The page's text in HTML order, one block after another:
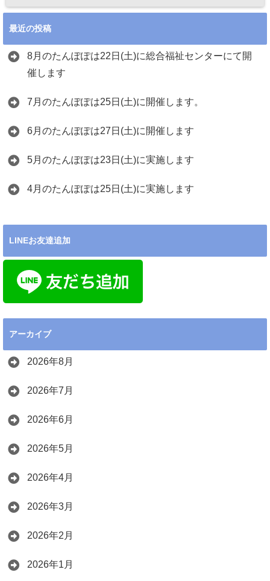
最近の投稿
8月のたんぽぽは22日(土)に総合福祉センターにて開
催します
7月のたんぽぽは25日(土)に開催します。
6月のたんぽぽは27日(土)に開催します
5月のたんぽぽは23日(土)に実施します
4月のたんぽぽは25日(土)に実施します
LINEお友達追加
アーカイブ
2026年8月
2026年7月
2026年6月
2026年5月
2026年4月
2026年3月
2026年2月
2026年1月